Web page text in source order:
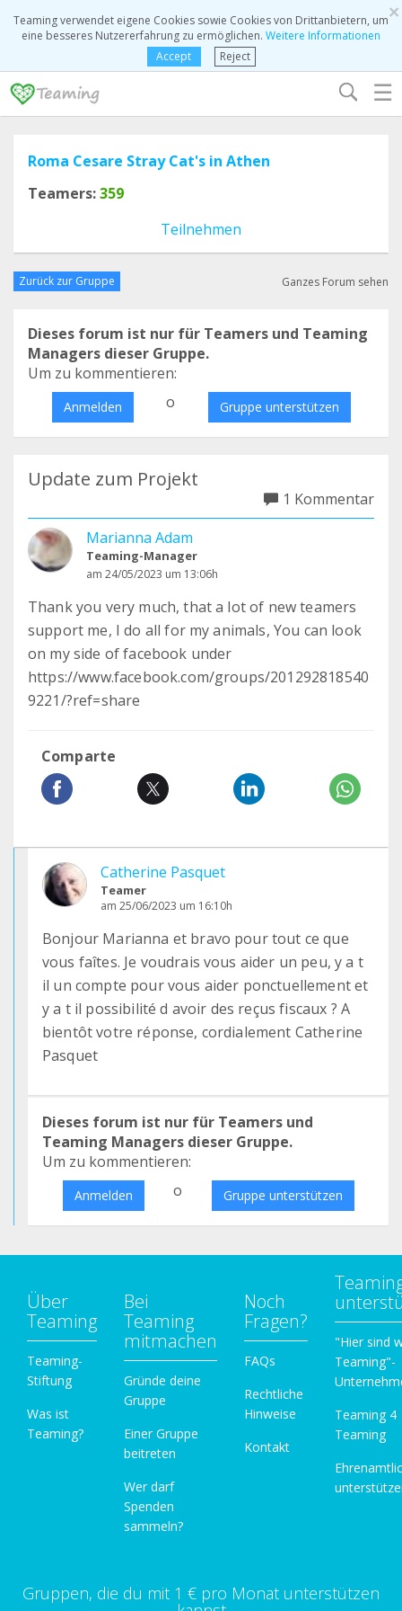
×
Teaming verwendet eigene Cookies sowie Cookies von Drittanbietern, um
eine besseres Nutzererfahrung zu ermöglichen. Weitere Informationen
Accept
Reject
☰
Roma Cesare Stray Cat's in Athen
Teamers:359
Teilnehmen
Zurück zur Gruppe Ganzes Forum sehen
Dieses forum ist nur für Teamers und Teaming
Managers dieser Gruppe.
Um zu kommentieren:
Anmelden o Gruppe unterstützen
Update zum Projekt
1 Kommentar
Marianna Adam
Teaming-Manager
am 24/05/2023 um 13:06h
Thank you very much, that a lot of new teamers
support me, I do all for my animals, You can look
on my side of facebook under
https://www.facebook.com/groups/201292818540
9221/?ref=share
Comparte
Catherine Pasquet
Teamer
am 25/06/2023 um 16:10h
Bonjour Marianna et bravo pour tout ce que
vous faîtes. Je voudrais vous aider un peu, y a t
il un compte pour vous aider ponctuellement et
y a t il possibilité d avoir des reçus fiscaux ? A
bientôt votre réponse, cordialement Catherine
Pasquet
Dieses forum ist nur für Teamers und
Teaming Managers dieser Gruppe.
Um zu kommentieren:
Anmelden o Gruppe unterstützen
Über
Teaming
Teaming-
Stiftung
Was ist
Teaming?
Bei
Teaming
mitmachen
Gründe deine
Gruppe
Einer Gruppe
beitreten
Wer darf
Spenden
sammeln?
Noch
Fragen?
FAQs
Rechtliche
Hinweise
Kontakt
"Hier sind
Teaming"-
Teaming 4
Teaming
Gruppen, die du mit 1 € pro Monat unterstützen